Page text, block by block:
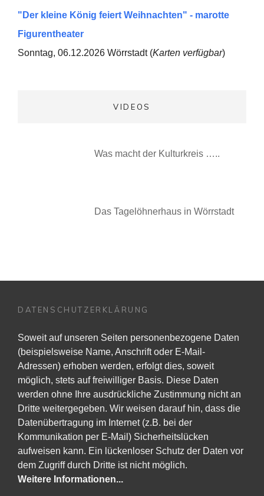
"Der kleine König feiert Weihnachten" - marotte
Figurentheater
Sonntag, 06.12.2026 Wörrstadt (Karten verfügbar)
VIDEOS
Was macht der Kulturkreis …..
Das Tagelöhnerhaus in Wörrstadt
DATENSCHUTZERKLÄRUNG
Soweit auf unseren Seiten personenbezogene Daten
(beispielsweise Name, Anschrift oder E-Mail-
Adressen) erhoben werden, erfolgt dies, soweit
möglich, stets auf freiwilliger Basis. Diese Daten
werden ohne Ihre ausdrückliche Zustimmung nicht an
Dritte weitergegeben. Wir weisen darauf hin, dass die
Datenübertragung im Internet (z.B. bei der
Kommunikation per E-Mail) Sicherheitslücken
aufweisen kann. Ein lückenloser Schutz der Daten vor
dem Zugriff durch Dritte ist nicht möglich.
Weitere Informationen...